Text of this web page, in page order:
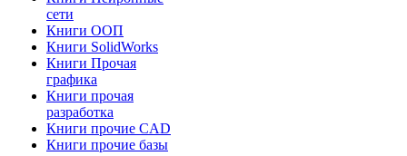
сети
Книги ООП
Книги SolidWorks
Книги Прочая
графика
Книги прочая
разработка
Книги прочие CAD
Книги прочие базы